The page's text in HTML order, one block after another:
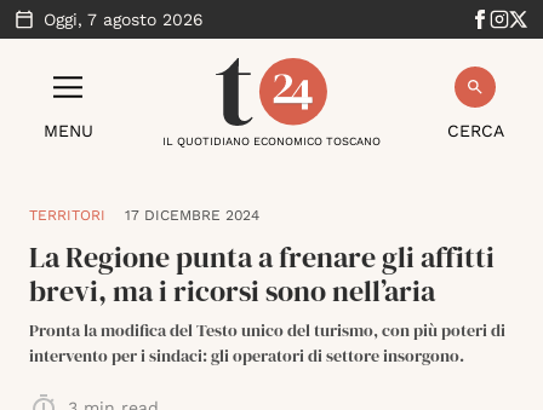
Oggi, 7 agosto 2026
MENU CERCA
IL QUOTIDIANO ECONOMICO TOSCANO
TERRITORI 17 DICEMBRE 2024
La Regione punta a frenare gli affitti
brevi, ma i ricorsi sono nell’aria
Pronta la modifica del Testo unico del turismo, con più poteri di
intervento per i sindaci: gli operatori di settore insorgono.